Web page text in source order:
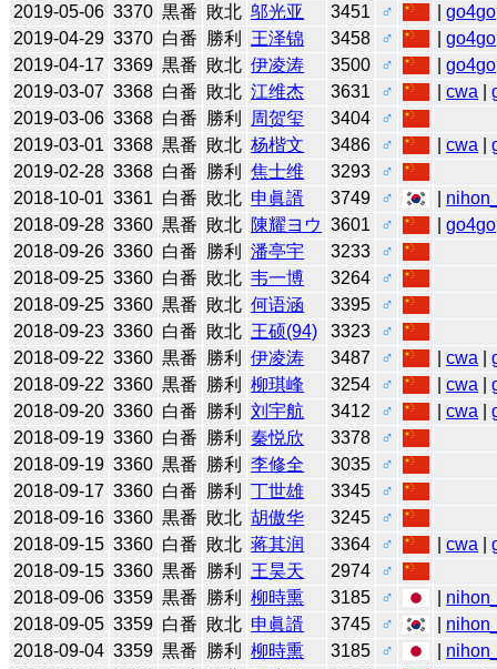
2019-05-06 3370 黒番 敗北 邬光亚 3451 ♂ |go4go
2019-04-29 3370 白番 勝利 王泽锦 3458 ♂ |go4go
2019-04-17 3369 黒番 敗北 伊凌涛 3500 ♂ |go4go
2019-03-07 3368 白番 敗北 江维杰 3631 ♂ |cwa |
2019-03-06 3368 白番 勝利 周贺玺 3404
♂
2019-03-01 3368 黒番 敗北 杨楷文 3486 ♂ |cwa |
2019-02-28 3368 白番 勝利 焦士维 3293
♂
2018-10-01 3361 白番 敗北 申眞諝 3749 ♂
2018-09-28 3360 黒番 敗北 陳耀ヨウ 3601 ♂ |go4go
2018-09-26 3360 白番 勝利 潘亭宇 3233
♂
2018-09-25 3360 白番 敗北 韦一博 3264
♂
2018-09-25 3360 黒番 敗北 何语涵 3395
♂
2018-09-23 3360 白番 敗北 王硕(94) 3323
♂
2018-09-22 3360 黒番 勝利 伊凌涛 3487 ♂ |cwa |
2018-09-22 3360 黒番 勝利 柳琪峰 3254 ♂ |cwa |
2018-09-20 3360 白番 勝利 刘宇航 3412 ♂ |cwa |
2018-09-19 3360 白番 勝利 秦悦欣 3378
♂
2018-09-19 3360 黒番 勝利 李修全 3035
♂
2018-09-17 3360 白番 勝利 丁世雄 3345
♂
2018-09-16 3360 黒番 敗北 胡傲华 3245
♂
2018-09-15 3360 白番 敗北 蒋其润 3364 ♂ |cwa |
2018-09-15 3360 黒番 勝利 王昊天 2974
♂
2018-09-06 3359 黒番 勝利 柳時熏 3185 ♂
2018-09-05 3359 白番 敗北 申眞諝 3745 ♂
2018-09-04 3359 黒番 勝利 柳時熏 3185 ♂